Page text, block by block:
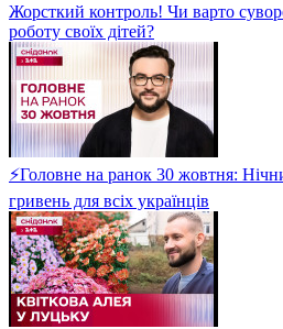
Жорсткий контроль! Чи варто
роботу своїх дітей?
⚡Головне на ранок 30 жовтня:
гривень для всіх українців